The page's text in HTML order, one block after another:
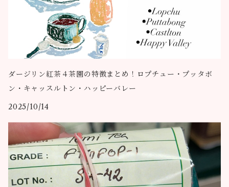
ダージリン紅茶４茶園の特徴まとめ！ロプチュー・プッタボ
ン・キャッスルトン・ハッピーバレー
2025/10/14